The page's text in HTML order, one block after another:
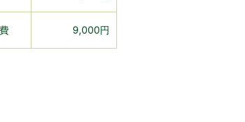
9,000円